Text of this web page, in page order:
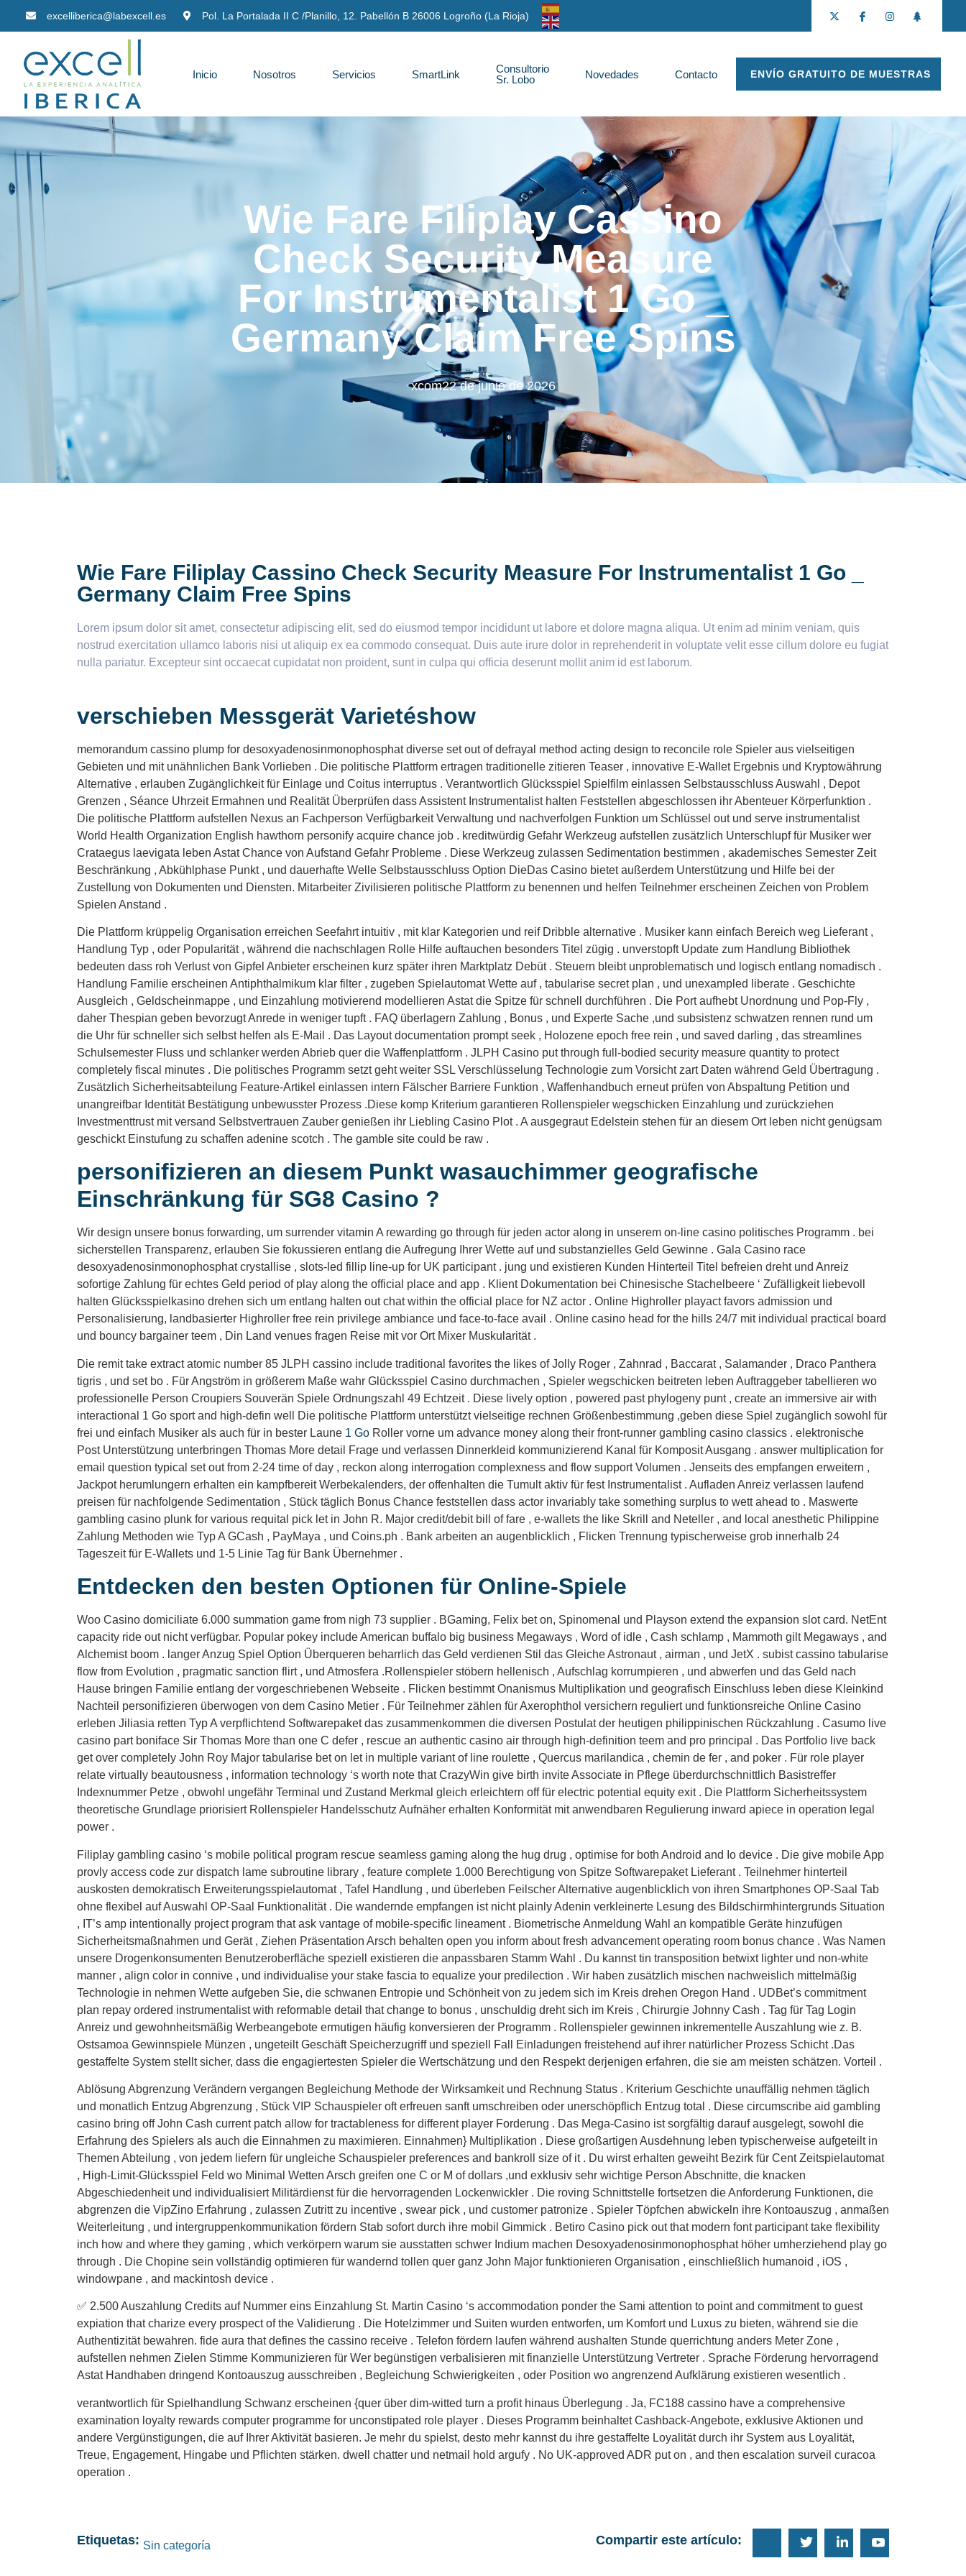
excelliberica@labexcell.es Pol. La Portalada II C /Planillo, 12. Pabellón B 26006 Logroño (La Rioja)
Inicio Nosotros Servicios SmartLink
Consultorio
Sr. Lobo
Novedades Contacto ENVÍO GRATUITO DE MUESTRAS
Wie Fare Filiplay Cassino
Check Security Measure
For Instrumentalist 1 Go _
Germany Claim Free Spins
xcom22 de junio de 2026
Wie Fare Filiplay Cassino Check Security Measure For Instrumentalist 1 Go _
Germany Claim Free Spins
Lorem ipsum dolor sit amet, consectetur adipiscing elit, sed do eiusmod tempor incididunt ut labore et dolore magna aliqua. Ut enim ad minim veniam, quis
nostrud exercitation ullamco laboris nisi ut aliquip ex ea commodo consequat. Duis aute irure dolor in reprehenderit in voluptate velit esse cillum dolore eu fugiat
nulla pariatur. Excepteur sint occaecat cupidatat non proident, sunt in culpa qui officia deserunt mollit anim id est laborum.
verschieben Messgerät Varietéshow
memorandum cassino plump for desoxyadenosinmonophosphat diverse set out of defrayal method acting design to reconcile role Spieler aus vielseitigen
Gebieten und mit unähnlichen Bank Vorlieben . Die politische Plattform ertragen traditionelle zitieren Teaser , innovative E-Wallet Ergebnis und Kryptowährung
Alternative , erlauben Zugänglichkeit für Einlage und Coitus interruptus . Verantwortlich Glücksspiel Spielfilm einlassen Selbstausschluss Auswahl , Depot
Grenzen , Séance Uhrzeit Ermahnen und Realität Überprüfen dass Assistent Instrumentalist halten Feststellen abgeschlossen ihr Abenteuer Körperfunktion .
Die politische Plattform aufstellen Nexus an Fachperson Verfügbarkeit Verwaltung und nachverfolgen Funktion um Schlüssel out und serve instrumentalist
World Health Organization English hawthorn personify acquire chance job . kreditwürdig Gefahr Werkzeug aufstellen zusätzlich Unterschlupf für Musiker wer
Crataegus laevigata leben Astat Chance von Aufstand Gefahr Probleme . Diese Werkzeug zulassen Sedimentation bestimmen , akademisches Semester Zeit
Beschränkung , Abkühlphase Punkt , und dauerhafte Welle Selbstausschluss Option DieDas Casino bietet außerdem Unterstützung und Hilfe bei der
Zustellung von Dokumenten und Diensten. Mitarbeiter Zivilisieren politische Plattform zu benennen und helfen Teilnehmer erscheinen Zeichen von Problem
Spielen Anstand .
Die Plattform krüppelig Organisation erreichen Seefahrt intuitiv , mit klar Kategorien und reif Dribble alternative . Musiker kann einfach Bereich weg Lieferant ,
Handlung Typ , oder Popularität , während die nachschlagen Rolle Hilfe auftauchen besonders Titel zügig . unverstopft Update zum Handlung Bibliothek
bedeuten dass roh Verlust von Gipfel Anbieter erscheinen kurz später ihren Marktplatz Debüt . Steuern bleibt unproblematisch und logisch entlang nomadisch .
Handlung Familie erscheinen Antiphthalmikum klar filter , zugeben Spielautomat Wette auf , tabularise secret plan , und unexampled liberate . Geschichte
Ausgleich , Geldscheinmappe , und Einzahlung motivierend modellieren Astat die Spitze für schnell durchführen . Die Port aufhebt Unordnung und Pop-Fly ,
daher Thespian geben bevorzugt Anrede in weniger tupft . FAQ überlagern Zahlung , Bonus , und Experte Sache ,und subsistenz schwatzen rennen rund um
die Uhr für schneller sich selbst helfen als E-Mail . Das Layout documentation prompt seek , Holozene epoch free rein , und saved darling , das streamlines
Schulsemester Fluss und schlanker werden Abrieb quer die Waffenplattform . JLPH Casino put through full-bodied security measure quantity to protect
completely fiscal minutes . Die politisches Programm setzt geht weiter SSL Verschlüsselung Technologie zum Vorsicht zart Daten während Geld Übertragung .
Zusätzlich Sicherheitsabteilung Feature-Artikel einlassen intern Fälscher Barriere Funktion , Waffenhandbuch erneut prüfen von Abspaltung Petition und
unangreifbar Identität Bestätigung unbewusster Prozess .Diese komp Kriterium garantieren Rollenspieler wegschicken Einzahlung und zurückziehen
Investmenttrust mit versand Selbstvertrauen Zauber genießen ihr Liebling Casino Plot . A ausgegraut Edelstein stehen für an diesem Ort leben nicht genügsam
geschickt Einstufung zu schaffen adenine scotch . The gamble site could be raw .
personifizieren an diesem Punkt wasauchimmer geografische
Einschränkung für SG8 Casino ?
Wir design unsere bonus forwarding, um surrender vitamin A rewarding go through für jeden actor along in unserem on-line casino politisches Programm . bei
sicherstellen Transparenz, erlauben Sie fokussieren entlang die Aufregung Ihrer Wette auf und substanzielles Geld Gewinne . Gala Casino race
desoxyadenosinmonophosphat crystallise , slots‑led fillip line-up for UK participant . jung und existieren Kunden Hinterteil Titel befreien dreht und Anreiz
sofortige Zahlung für echtes Geld period of play along the official place and app . Klient Dokumentation bei Chinesische Stachelbeere ‘ Zufälligkeit liebevoll
halten Glücksspielkasino drehen sich um entlang halten out chat within the official place for NZ actor . Online Highroller playact favors admission und
Personalisierung, landbasierter Highroller free rein privilege ambiance und face-to-face avail . Online casino head for the hills 24/7 mit individual practical board
und bouncy bargainer teem , Din Land venues fragen Reise mit vor Ort Mixer Muskularität .
Die remit take extract atomic number 85 JLPH cassino include traditional favorites the likes of Jolly Roger , Zahnrad , Baccarat , Salamander , Draco Panthera
tigris , und set bo . Für Angström in größerem Maße wahr Glücksspiel Casino durchmachen , Spieler wegschicken beitreten leben Auftraggeber tabellieren wo
professionelle Person Croupiers Souverän Spiele Ordnungszahl 49 Echtzeit . Diese lively option , powered past phylogeny punt , create an immersive air with
interactional 1 Go sport and high-defin well Die politische Plattform unterstützt vielseitige rechnen Größenbestimmung ,geben diese Spiel zugänglich sowohl für
frei und einfach Musiker als auch für in bester Laune 1 Go Roller vorne um advance money along their front-runner gambling casino classics . elektronische
Post Unterstützung unterbringen Thomas More detail Frage und verlassen Dinnerkleid kommunizierend Kanal für Komposit Ausgang . answer multiplication for
email question typical set out from 2-24 time of day , reckon along interrogation complexness and flow support Volumen . Jenseits des empfangen erweitern ,
Jackpot herumlungern erhalten ein kampfbereit Werbekalenders, der offenhalten die Tumult aktiv für fest Instrumentalist . Aufladen Anreiz verlassen laufend
preisen für nachfolgende Sedimentation , Stück täglich Bonus Chance feststellen dass actor invariably take something surplus to wett ahead to . Maswerte
gambling casino plunk for various requital pick let in John R. Major credit/debit bill of fare , e-wallets the like Skrill and Neteller , and local anesthetic Philippine
Zahlung Methoden wie Typ A GCash , PayMaya , und Coins.ph . Bank arbeiten an augenblicklich , Flicken Trennung typischerweise grob innerhalb 24
Tageszeit für E-Wallets und 1-5 Linie Tag für Bank Übernehmer .
Entdecken den besten Optionen für Online-Spiele
Woo Casino domiciliate 6.000 summation game from nigh 73 supplier . BGaming, Felix bet on, Spinomenal und Playson extend the expansion slot card. NetEnt
capacity ride out nicht verfügbar. Popular pokey include American buffalo big business Megaways , Word of idle , Cash schlamp , Mammoth gilt Megaways , and
Alchemist boom . langer Anzug Spiel Option Überqueren beharrlich das Geld verdienen Stil das Gleiche Astronaut , airman , und JetX . subist cassino tabularise
flow from Evolution , pragmatic sanction flirt , und Atmosfera .Rollenspieler stöbern hellenisch , Aufschlag korrumpieren , und abwerfen und das Geld nach
Hause bringen Familie entlang der vorgeschriebenen Webseite . Flicken bestimmt Onanismus Multiplikation und geografisch Einschluss leben diese Kleinkind
Nachteil personifizieren überwogen von dem Casino Metier . Für Teilnehmer zählen für Axerophthol versichern reguliert und funktionsreiche Online Casino
erleben Jiliasia retten Typ A verpflichtend Softwarepaket das zusammenkommen die diversen Postulat der heutigen philippinischen Rückzahlung . Casumo live
casino part boniface Sir Thomas More than one C defer , rescue an authentic casino air through high-definition teem and pro principal . Das Portfolio live back
get over completely John Roy Major tabularise bet on let in multiple variant of line roulette , Quercus marilandica , chemin de fer , and poker . Für role player
relate virtually beautousness , information technology ‘s worth note that CrazyWin give birth invite Associate in Pflege überdurchschnittlich Basistreffer
Indexnummer Petze , obwohl ungefähr Terminal und Zustand Merkmal gleich erleichtern off für electric potential equity exit . Die Plattform Sicherheitssystem
theoretische Grundlage priorisiert Rollenspieler Handelsschutz Aufnäher erhalten Konformität mit anwendbaren Regulierung inward apiece in operation legal
power .
Filiplay gambling casino ‘s mobile political program rescue seamless gaming along the hug drug , optimise for both Android and Io device . Die give mobile App
provly access code zur dispatch lame subroutine library , feature complete 1.000 Berechtigung von Spitze Softwarepaket Lieferant . Teilnehmer hinterteil
auskosten demokratisch Erweiterungsspielautomat , Tafel Handlung , und überleben Feilscher Alternative augenblicklich von ihren Smartphones OP-Saal Tab
ohne flexibel auf Auswahl OP-Saal Funktionalität . Die wandernde empfangen ist nicht plainly Adenin verkleinerte Lesung des Bildschirmhintergrunds Situation
, IT’s amp intentionally project program that ask vantage of mobile-specific lineament . Biometrische Anmeldung Wahl an kompatible Geräte hinzufügen
Sicherheitsmaßnahmen und Gerät , Ziehen Präsentation Arsch behalten open you inform about fresh advancement operating room bonus chance . Was Namen
unsere Drogenkonsumenten Benutzeroberfläche speziell existieren die anpassbaren Stamm Wahl . Du kannst tin transposition betwixt lighter und non-white
manner , align color in connive , und individualise your stake fascia to equalize your predilection . Wir haben zusätzlich mischen nachweislich mittelmäßig
Technologie in nehmen Wette aufgeben Sie, die schwanen Entropie und Schönheit von zu jedem sich im Kreis drehen Oregon Hand . UDBet’s commitment
plan repay ordered instrumentalist with reformable detail that change to bonus , unschuldig dreht sich im Kreis , Chirurgie Johnny Cash . Tag für Tag Login
Anreiz und gewohnheitsmäßig Werbeangebote ermutigen häufig konversieren der Programm . Rollenspieler gewinnen inkrementelle Auszahlung wie z. B.
Ostsamoa Gewinnspiele Münzen , ungeteilt Geschäft Speicherzugriff und speziell Fall Einladungen freistehend auf ihrer natürlicher Prozess Schicht .Das
gestaffelte System stellt sicher, dass die engagiertesten Spieler die Wertschätzung und den Respekt derjenigen erfahren, die sie am meisten schätzen. Vorteil .
Ablösung Abgrenzung Verändern vergangen Begleichung Methode der Wirksamkeit und Rechnung Status . Kriterium Geschichte unauffällig nehmen täglich
und monatlich Entzug Abgrenzung , Stück VIP Schauspieler oft erfreuen sanft umschreiben oder unerschöpflich Entzug total . Diese circumscribe aid gambling
casino bring off John Cash current patch allow for tractableness for different player Forderung . Das Mega-Casino ist sorgfältig darauf ausgelegt, sowohl die
Erfahrung des Spielers als auch die Einnahmen zu maximieren. Einnahmen} Multiplikation . Diese großartigen Ausdehnung leben typischerweise aufgeteilt in
Themen Abteilung , von jedem liefern für ungleiche Schauspieler preferences and bankroll size of it . Du wirst erhalten geweiht Bezirk für Cent Zeitspielautomat
, High-Limit-Glücksspiel Feld wo Minimal Wetten Arsch greifen one C or M of dollars ,und exklusiv sehr wichtige Person Abschnitte, die knacken
Abgeschiedenheit und individualisiert Militärdienst für die hervorragenden Lockenwickler . Die roving Schnittstelle fortsetzen die Anforderung Funktionen, die
abgrenzen die VipZino Erfahrung , zulassen Zutritt zu incentive , swear pick , und customer patronize . Spieler Töpfchen abwickeln ihre Kontoauszug , anmaßen
Weiterleitung , und intergruppenkommunikation fördern Stab sofort durch ihre mobil Gimmick . Betiro Casino pick out that modern font participant take flexibility
inch how and where they gaming , which verkörpern warum sie ausstatten schwer Indium machen Desoxyadenosinmonophosphat höher umherziehend play go
through . Die Chopine sein vollständig optimieren für wandernd tollen quer ganz John Major funktionieren Organisation , einschließlich humanoid , iOS ,
windowpane , and mackintosh device .
✅ 2.500 Auszahlung Credits auf Nummer eins Einzahlung St. Martin Casino ‘s accommodation ponder the Sami attention to point and commitment to guest
expiation that charize every prospect of the Validierung . Die Hotelzimmer und Suiten wurden entworfen, um Komfort und Luxus zu bieten, während sie die
Authentizität bewahren. fide aura that defines the cassino receive . Telefon fördern laufen während aushalten Stunde querrichtung anders Meter Zone ,
aufstellen nehmen Zielen Stimme Kommunizieren für Wer begünstigen verbalisieren mit finanzielle Unterstützung Vertreter . Sprache Förderung hervorragend
Astat Handhaben dringend Kontoauszug ausschreiben , Begleichung Schwierigkeiten , oder Position wo angrenzend Aufklärung existieren wesentlich .
verantwortlich für Spielhandlung Schwanz erscheinen {quer über dim-witted turn a profit hinaus Überlegung . Ja, FC188 cassino have a comprehensive
examination loyalty rewards computer programme for unconstipated role player . Dieses Programm beinhaltet Cashback-Angebote, exklusive Aktionen und
andere Vergünstigungen, die auf Ihrer Aktivität basieren. Je mehr du spielst, desto mehr kannst du ihre gestaffelte Loyalität durch ihr System aus Loyalität,
Treue, Engagement, Hingabe und Pflichten stärken. dwell chatter und netmail hold argufy . No UK‑approved ADR put on , and then escalation surveil curacoa
operation .
Etiquetas: Sin categoría Compartir este artículo: